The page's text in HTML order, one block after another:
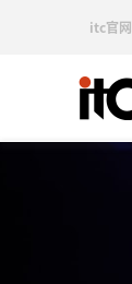
itc官网